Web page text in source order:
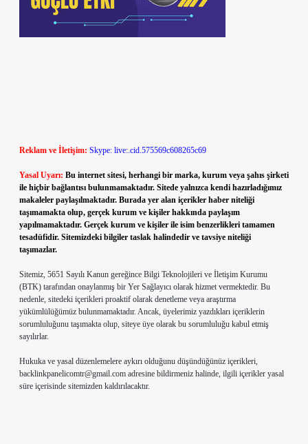
Reklam ve İletişim: Skype: live:.cid.575569c608265c69
Yasal Uyarı: Bu internet sitesi, herhangi bir marka, kurum veya şahıs şirketi
ile hiçbir bağlantısı bulunmamaktadır. Sitede yalnızca kendi hazırladığımız
makaleler paylaşılmaktadır. Burada yer alan içerikler haber niteliği
taşımamakta olup, gerçek kurum ve kişiler hakkında paylaşım
yapılmamaktadır. Gerçek kurum ve kişiler ile isim benzerlikleri tamamen
tesadüfidir. Sitemizdeki bilgiler taslak halindedir ve tavsiye niteliği
taşımazlar.
Sitemiz, 5651 Sayılı Kanun gereğince Bilgi Teknolojileri ve İletişim Kurumu
(BTK) tarafından onaylanmış bir Yer Sağlayıcı olarak hizmet vermektedir. Bu
nedenle, sitedeki içerikleri proaktif olarak denetleme veya araştırma
yükümlülüğümüz bulunmamaktadır. Ancak, üyelerimiz yazdıkları içeriklerin
sorumluluğunu taşımakta olup, siteye üye olarak bu sorumluluğu kabul etmiş
sayılırlar.
Hukuka ve yasal düzenlemelere aykırı olduğunu düşündüğünüz içerikleri,
backlinkpanelicomtr@gmail.com adresine bildirmeniz halinde, ilgili içerikler yasal
süre içerisinde sitemizden kaldırılacaktır.